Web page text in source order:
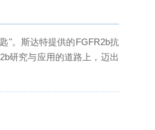
"。斯达特提供的FGFR2b抗
研究与应用的道路上，迈出